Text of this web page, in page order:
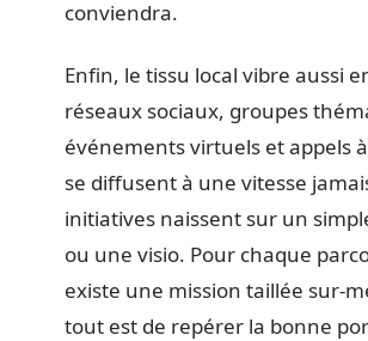
conviendra.
Enfin, le tissu local vibre aussi
réseaux sociaux, groupes
événements virtuels et appels
se diffusent à une vitesse
initiatives naissent sur un
ou une visio. Pour chaque
existe une mission taillée sur-
tout est de repérer la bonne